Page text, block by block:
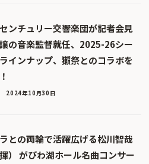
ンチュリー交響楽団が記者会見
の音楽監督就任、2025-26シー
インナップ、獺祭とのコラボを
2024年10月30日
との両輪で活躍広げる松川智哉
揮） がびわ湖ホール名曲コンサー